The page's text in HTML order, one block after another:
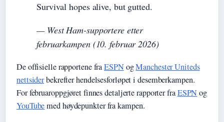
Survival hopes alive, but gutted.
— West Ham-supportere etter
februarkampen (10. februar 2026)
De offisielle rapportene fraESPNogManchester Uniteds
nettsiderbekrefter hendelsesforløpet i desemberkampen.
For februaroppgjøret finnes detaljerte rapporter fraESPNog
YouTubemed høydepunkter fra kampen.